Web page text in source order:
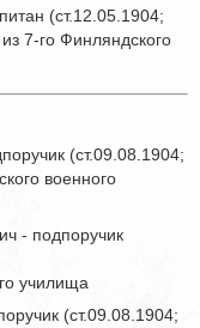
(ст.12.05.1904;
7-го Финляндского
(ст.09.08.1904;
военного
- подпоручик
училища
(ст.09.08.1904;